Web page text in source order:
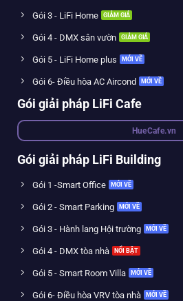
Gói 3 - LiFi Home
Gói 4 - DMX sân vườn
Gói 5 - LiFi Home plus
Gói 6- Điều hòa AC Aircond
Gói giải pháp LiFi Cafe
HueCafe.vn
Gói giải pháp LiFi Building
Gói 1 -Smart Office
Gói 2 - Smart Parking
Gói 3 - Hành lang Hội trường
Gói 4 - DMX tòa nhà
Gói 5 - Smart Room Villa
Gói 6- Điều hòa VRV tòa nhà